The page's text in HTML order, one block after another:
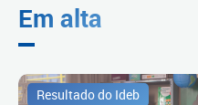
Em alta
Resultado do Ideb